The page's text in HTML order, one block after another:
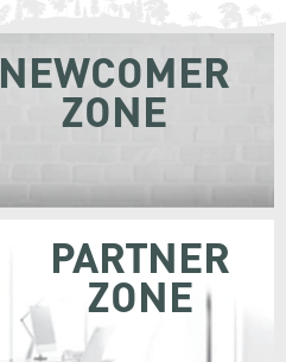
NEWCOMER
ZONE
PARTNER
ZONE